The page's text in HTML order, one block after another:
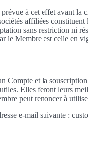
à cet effet avant
affiliées
sans restriction ni
Membre est celle en
et la
Elles feront leurs
peut renoncer à
e-mail suivante :